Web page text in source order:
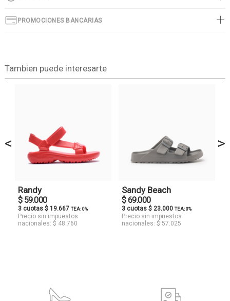
PROMOCIONES BANCARIAS
Tambien puede interesarte
<
Randy
$ 59.000
3 cuotas $ 19.667 TEA: 0%
Precio sin impuestos
nacionales: $ 48.760
Sandy Beach
$ 69.000
3 cuotas $ 23.000 TEA: 0%
Precio sin impuestos
nacionales: $ 57.025
>